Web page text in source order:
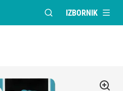
OTVORI MODALNI
IZBORNIK